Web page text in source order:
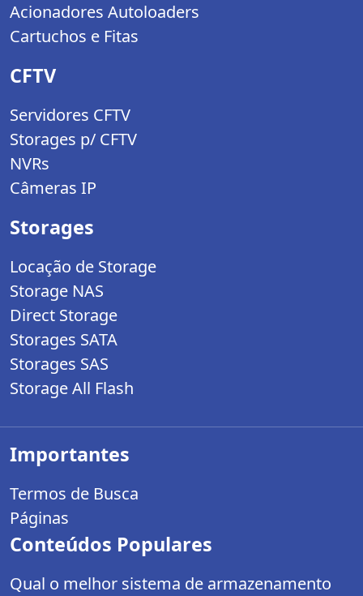
Acionadores Autoloaders
Cartuchos e Fitas
CFTV
Servidores CFTV
Storages p/ CFTV
NVRs
Câmeras IP
Storages
Locação de Storage
Storage NAS
Direct Storage
Storages SATA
Storages SAS
Storage All Flash
Importantes
Termos de Busca
Páginas
Conteúdos Populares
Qual o melhor sistema de armazenamento